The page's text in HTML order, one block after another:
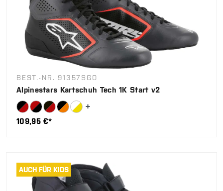
BEST.-NR. 91357SGO
Alpinestars Kartschuh Tech 1K Start v2
109,95 €*
AUCH FÜR KIDS